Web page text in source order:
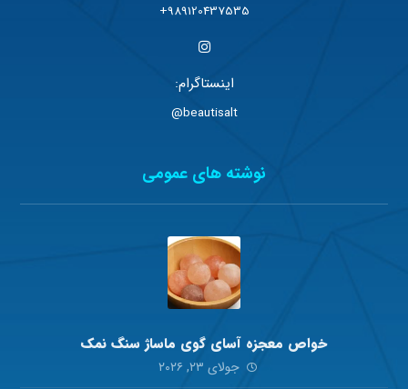
989120437535+
اینستاگرام:
beautisalt@
نوشته های عمومی
خواص معجزه آسای گوی ماساژ سنگ نمک
جولای ۲۳, ۲۰۲۶